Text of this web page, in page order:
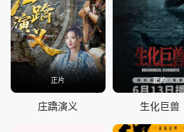
正片
庄蹻演义
正片
生化巨兽